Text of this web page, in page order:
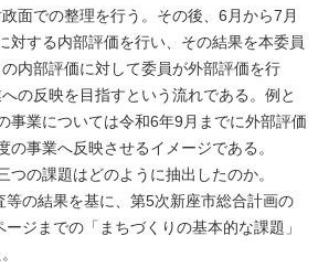
面での整理を行う。その後、6月から7月
対する内部評価を行い、その結果を本委員
内部評価に対して委員が外部評価を行
の反映を目指すという流れである。例と
事業については令和6年9月までに外部評価
の事業へ反映させるイメージである。
の課題はどのように抽出したのか。
の結果を基に、第5次新座市総合計画の
ジまでの「まちづくりの基本的な課題」
。